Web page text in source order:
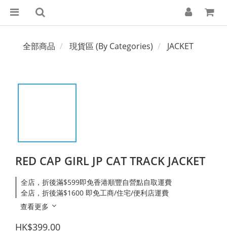
全部商品 現貨區 (By Categories) JACKET
RED CAP GIRL JP CAT TRACK JACKET
全店，折後滿$599即免香港順豐自營點自取運費
全店，折後滿$1600 即免工商/住宅/便利店運費
查看更多
HK$399.00